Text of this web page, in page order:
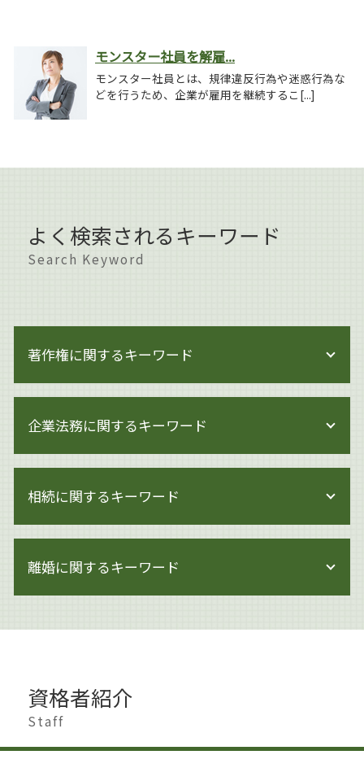
モンスター社員を解雇...
モンスター社員とは、規律違反行為や迷惑行為な
どを行うため、企業が雇用を継続するこ[...]
よく検索されるキーワード
Search Keyword
著作権に関するキーワード
著作権 法律
著作権侵害にならない
著作権 注意書き 例文
著作権 メリット
著作権とは
著作権とは 写真
著作権侵害 どこから
著作権侵害 親告罪
著作権 著作者人格権 違い
著作権侵害 時効
著作権 著作隣接権 違い
企業法務に関するキーワード
企業法務 顧問弁護士
企業法務 法律事務所
企業法務 契約審査
企業法務 会社
企業法務 取り組み
内部管理体制 見直し
企業法務 体制
企業法務 雇用問題
相続に関するキーワード
生前対策 とは
相続 借金
土地 生前対策
相続 手続き 代行
相続 調停 流れ
遺産分割 兄弟
離婚に関するキーワード
離婚したい 準備
不貞行為 離婚
資格者紹介
Staff